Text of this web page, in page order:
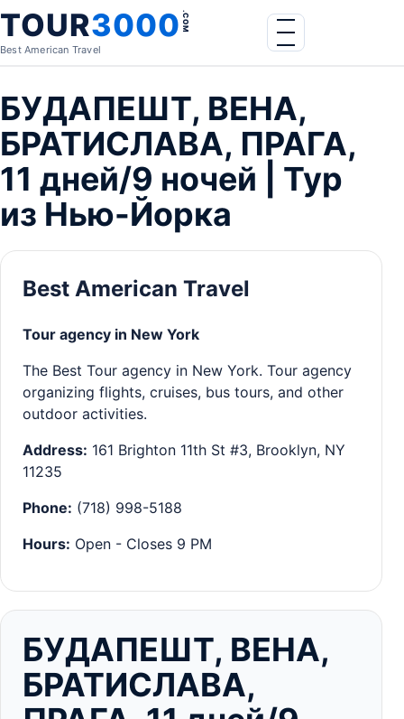
Skip to content
TOUR3000.COM
Best American Travel
Menu
БУДАПЕШТ, ВЕНА,
БРАТИСЛАВА, ПРАГА,
11 дней/9 ночей | Тур
из Нью-Йорка
Best American Travel
Tour agency in New York
The Best Tour agency in New York. Tour agency
organizing flights, cruises, bus tours, and other
outdoor activities.
Address: 161 Brighton 11th St #3, Brooklyn, NY
11235
Phone: (718) 998-5188
Hours: Open - Closes 9 PM
БУДАПЕШТ, ВЕНА,
БРАТИСЛАВА,